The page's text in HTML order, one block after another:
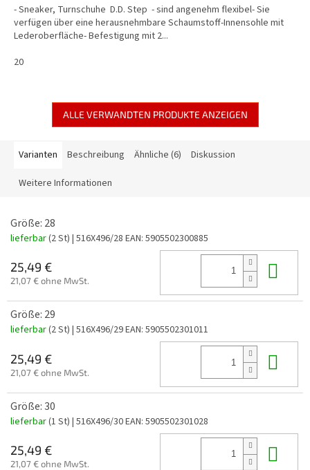
- Sneaker, Turnschuhe D.D. Step - sind angenehm flexibel- Sie
verfügen über eine herausnehmbare Schaumstoff-Innensohle mit
Lederoberfläche- Befestigung mit 2...
20
ALLE VERWANDTEN PRODUKTE ANZEIGEN
Varianten Beschreibung Ähnliche (6) Diskussion
Weitere Informationen
Größe: 28
lieferbar(2 St) | 516X496/28 EAN: 5905502300885
25,49 €
21,07 € ohne MwSt.
Größe: 29
lieferbar(2 St) | 516X496/29EAN: 5905502301011
25,49 €
21,07 € ohne MwSt.
Größe: 30
lieferbar(1 St) | 516X496/30EAN: 5905502301028
25,49 €
21,07 € ohne MwSt.